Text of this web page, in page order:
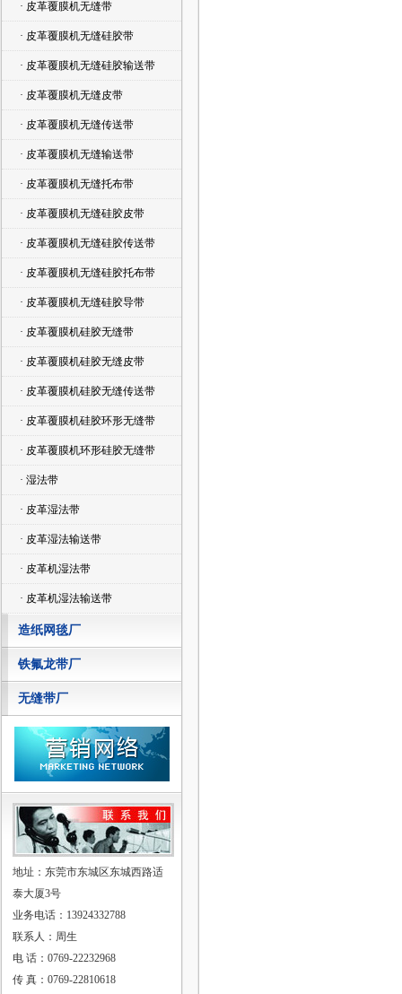
· 皮革覆膜机无缝带
· 皮革覆膜机无缝硅胶带
· 皮革覆膜机无缝硅胶输送带
· 皮革覆膜机无缝皮带
· 皮革覆膜机无缝传送带
· 皮革覆膜机无缝输送带
· 皮革覆膜机无缝托布带
· 皮革覆膜机无缝硅胶皮带
· 皮革覆膜机无缝硅胶传送带
· 皮革覆膜机无缝硅胶托布带
· 皮革覆膜机无缝硅胶导带
· 皮革覆膜机硅胶无缝带
· 皮革覆膜机硅胶无缝皮带
· 皮革覆膜机硅胶无缝传送带
· 皮革覆膜机硅胶环形无缝带
· 皮革覆膜机环形硅胶无缝带
· 湿法带
· 皮革湿法带
· 皮革湿法输送带
· 皮革机湿法带
· 皮革机湿法输送带
造纸网毯厂
铁氟龙带厂
无缝带厂
地址：东莞市东城区东城西路适
泰大厦3号
业务电话：13924332788
联系人：周生
电 话：0769-22232968
传 真：0769-22810618